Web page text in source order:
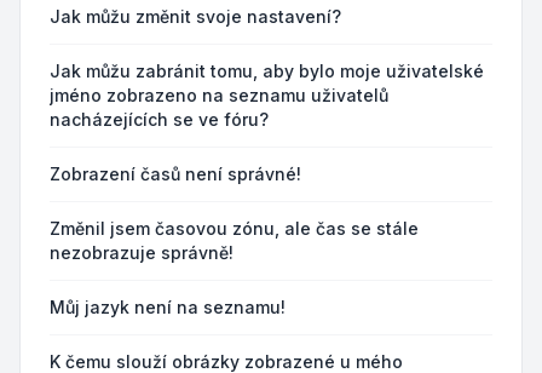
Jak můžu změnit svoje nastavení?
Jak můžu zabránit tomu, aby bylo moje uživatelské
jméno zobrazeno na seznamu uživatelů
nacházejících se ve fóru?
Zobrazení časů není správné!
Změnil jsem časovou zónu, ale čas se stále
nezobrazuje správně!
Můj jazyk není na seznamu!
K čemu slouží obrázky zobrazené u mého